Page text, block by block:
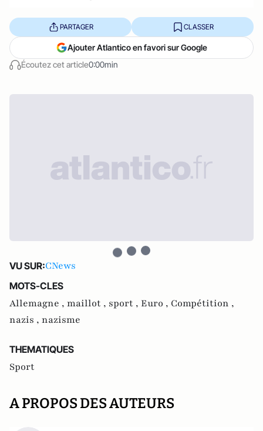
Écoutez cet article0:00min
PARTAGER CLASSER
Ajouter Atlantico en favori sur Google
VU SUR:CNews
MOTS-CLES
Allemagne , maillot , sport , Euro , Compétition ,
nazis , nazisme
THEMATIQUES
Sport
A PROPOS DES AUTEURS